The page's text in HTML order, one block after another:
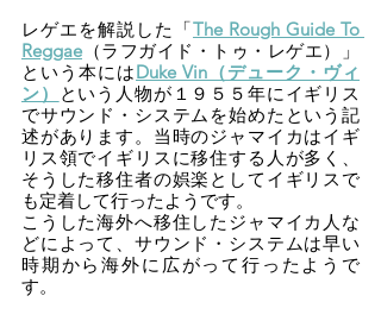
レゲエを解説した「The Rough Guide To
Reggae （ラフガイド・トゥ・レゲエ）」
という本にはDuke Vin（デューク・ヴィ
ン）
という人物が１９５５年にイギリス
でサウンド・システムを始めたという記
述があります。当時のジャマイカはイギ
リス領でイギリスに移住する人が多く、
そうした移住者の娯楽としてイギリスで
も定着して行ったようです。
こうした海外へ移住したジャマイカ人な
どによって、サウンド・システムは早い
時期から海外に広がって行ったようで
す。